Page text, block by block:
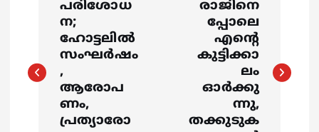
n
പരിശോധ
ന;
ഹോട്ടലിൽ
സംഘർഷം
,
ആരോപ
ണം,
പ്രത്യാരോ
രാജിനെ
പ്പോലെ
എന്റെ
കുട്ടിക്കാ
ലം
ഓർക്കു
ന്നു,
തക്കുടുക